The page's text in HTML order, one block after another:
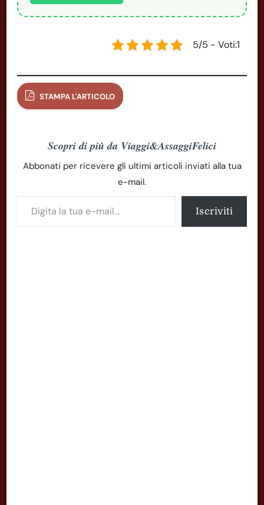
5/5 - Voti:1
STAMPA L'ARTICOLO
Scopri di più da Viaggi&AssaggiFelici
Abbonati per ricevere gli ultimi articoli inviati alla tua
e-mail.
Iscriviti